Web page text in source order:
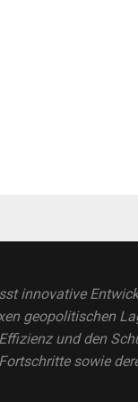
innovative
geopolitischen
und den
sowie